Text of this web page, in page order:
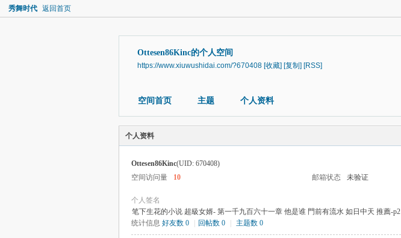
秀舞时代 返回首页
Ottesen86Kinc的个人空间
https://www.xiuwushidai.com/?670408 [收藏] [复制] [RSS]
空间首页 主题 个人资料
个人资料
Ottesen86Kinc(UID: 670408)
空间访问量
10 邮箱状态 未验证
个人签名
笔下生花的小说 超級女婿- 第一千九百六十一章 他是谁 門前有流水 如日中天 推薦-p2
统计信息 好友数 0 回帖数 0 主题数 0